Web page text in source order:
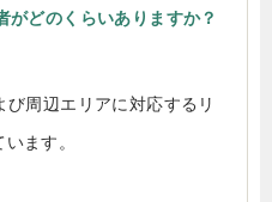
がどのくらいありますか？
周辺エリアに対応するリ
ます。